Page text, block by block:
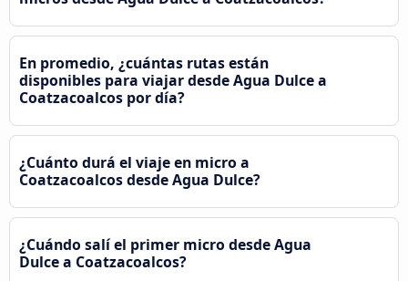
En promedio, ¿cuántas rutas están
disponibles para viajar desde Agua Dulce a
Coatzacoalcos por día?
¿Cuánto durá el viaje en micro a
Coatzacoalcos desde Agua Dulce?
¿Cuándo salí el primer micro desde Agua
Dulce a Coatzacoalcos?